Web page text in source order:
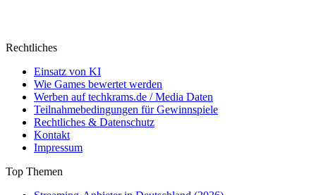
Rechtliches
Einsatz von KI
Wie Games bewertet werden
Werben auf techkrams.de / Media Daten
Teilnahmebedingungen für Gewinnspiele
Rechtliches & Datenschutz
Kontakt
Impressum
Top Themen